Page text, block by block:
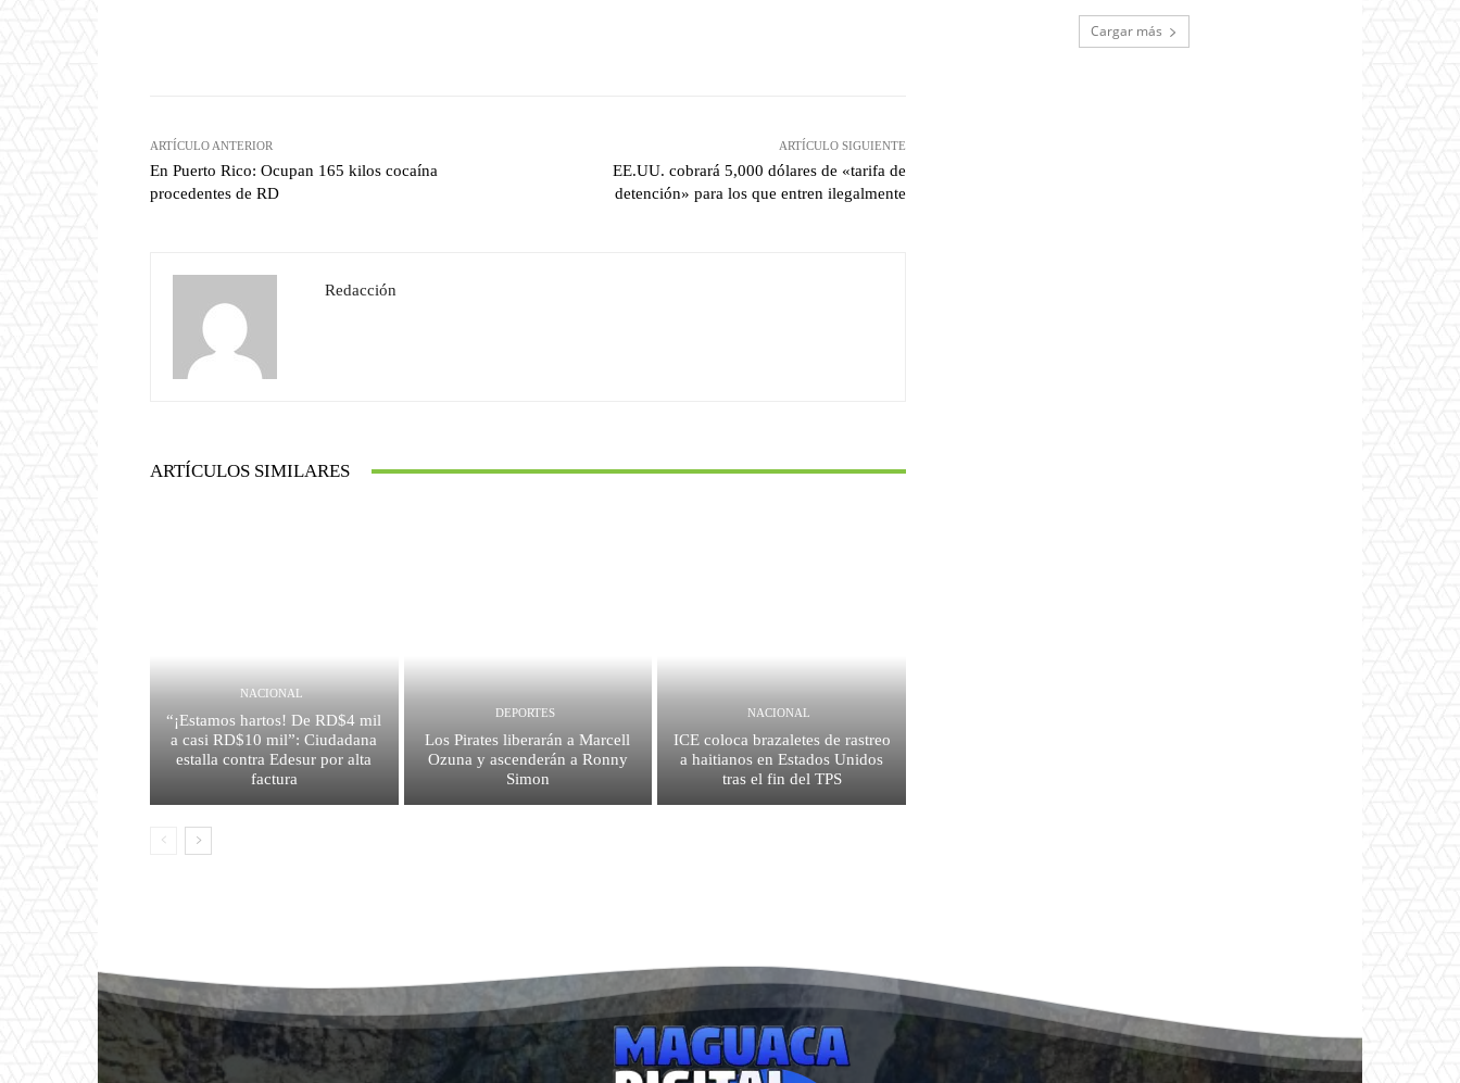
ARTÍCULO ANTERIOR
En Puerto Rico: Ocupan 165 kilos cocaína
procedentes de RD
ARTÍCULO SIGUIENTE
EE.UU. cobrará 5,000 dólares de «tarifa de
detención» para los que entren ilegalmente
Redacción
ARTÍCULOS SIMILARES
NACIONAL
“¡Estamos hartos! De RD$4 mil
a casi RD$10 mil”: Ciudadana
estalla contra Edesur por alta
factura
DEPORTES
Los Pirates liberarán a Marcell
Ozuna y ascenderán a Ronny
Simon
NACIONAL
ICE coloca brazaletes de rastreo
a haitianos en Estados Unidos
tras el fin del TPS
Cargar más